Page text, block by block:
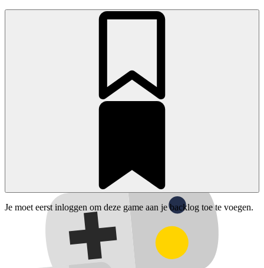
Je moet eerst inloggen om deze game aan je backlog toe te voegen.